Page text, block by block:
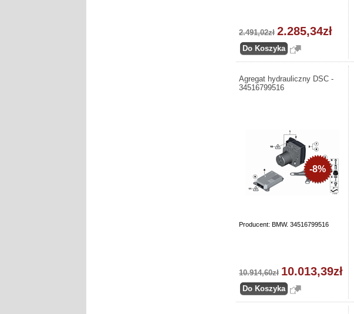
2.491,02zł 2.285,34zł
Agregat hydrauliczny DSC -
34516799516
Producent: BMW. 34516799516
-8%
10.914,60zł 10.013,39zł